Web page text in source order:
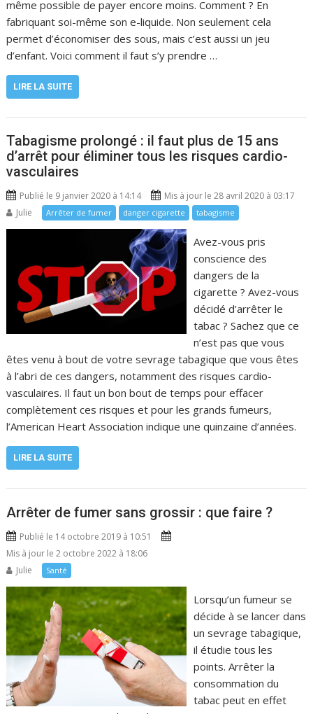
même possible de payer encore moins. Comment ? En
fabriquant soi-même son e-liquide. Non seulement cela
permet d’économiser des sous, mais c’est aussi un jeu
d’enfant. Voici comment il faut s’y prendre …
LIRE LA SUITE
Tabagisme prolongé : il faut plus de 15 ans
d’arrêt pour éliminer tous les risques cardio-
vasculaires
Publié le 9 janvier 2020 à 14:14
Mis à jour le 28 avril 2020 à 03:17
Julie
Arrêter de fumer danger cigarette tabagisme
Avez-vous pris
conscience des
dangers de la
cigarette ? Avez-vous
décidé d’arrêter le
tabac ? Sachez que ce
n’est pas que vous
êtes venu à bout de votre sevrage tabagique que vous êtes
à l’abri de ces dangers, notamment des risques cardio-
vasculaires. Il faut un bon bout de temps pour effacer
complètement ces risques et pour les grands fumeurs,
l’American Heart Association indique une quinzaine d’années.
LIRE LA SUITE
Arrêter de fumer sans grossir : que faire ?
Publié le 14 octobre 2019 à 10:51
Mis à jour le 2 octobre 2022 à 18:06
Julie
Santé
Lorsqu’un fumeur se
décide à se lancer dans
un sevrage tabagique,
il étudie tous les
points. Arrêter la
consommation du
tabac peut en effet